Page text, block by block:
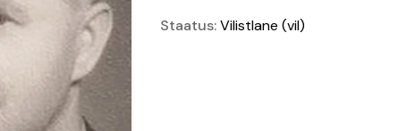
Staatus:Vilistlane(vil)